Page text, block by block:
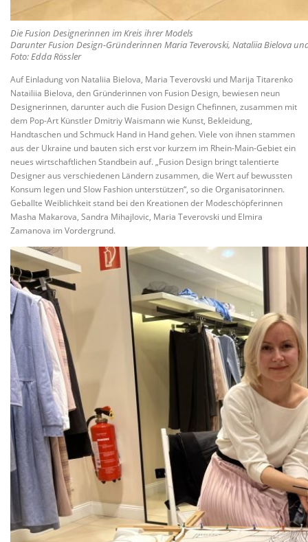
Die Fusion Designerinnen im Kreis ihrer Models
Darunter Fusion Design-Gründerinnen Maria Teverovski, Nataliia Bielova
Foto: Edda Rössler
Auf Einladung von Nataliia Bielova, Maria Teverovski und Marija Titarenko
Natailiia Bielova, den Gründerinnen von Fusion Design, bewiesen neun
Designerinnen, darunter auch die Fusion Design Chefinnen, zusammen mit
dem Pop-Art Künstler Dmitriy Waismann wie Kunst, Bekleidung,
Handtaschen und Schmuck Hand in Hand gehen. Viele von ihnen stammen
aus der Ukraine und bauten sich erst vor kurzem im Rhein-Main-Gebiet ein
neues wirtschaftlichen Standbein auf. „Fusion Design bringt talentierte
Designer aus verschiedenen Ländern zusammen, die Wert auf bewussten
Konsum legen und Slow Fashion unterstützen“, so die Organisatorinnen.
Geballte Weiblichkeit stand bei den Kreationen der Modeschöpferinnen
Masha Makarova, Sandra Mihajlovic, Maria Teverovski und Elmira
Zamanova im Vordergrund.